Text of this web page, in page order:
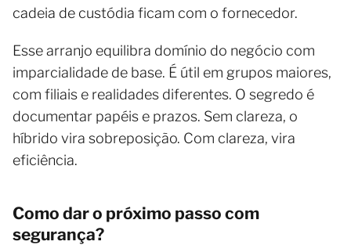
cadeia de custódia ficam com o fornecedor.
Esse arranjo equilibra domínio do negócio com
imparcialidade de base. É útil em grupos maiores,
com filiais e realidades diferentes. O segredo é
documentar papéis e prazos. Sem clareza, o
híbrido vira sobreposição. Com clareza, vira
eficiência.
Como dar o próximo passo com
segurança?